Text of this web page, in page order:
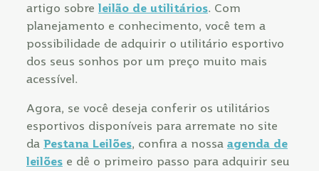
artigo sobre leilão de utilitários. Com
planejamento e conhecimento, você tem a
possibilidade de adquirir o utilitário esportivo
dos seus sonhos por um preço muito mais
acessível.
Agora, se você deseja conferir os utilitários
esportivos disponíveis para arremate no site
da Pestana Leilões, confira a nossa agenda de
leilõese dê o primeiro passo para adquirir seu